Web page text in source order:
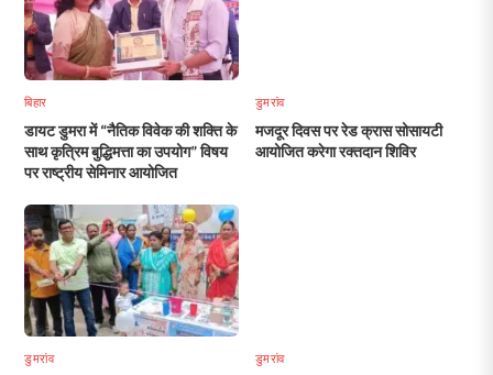
बिहार
डायट डुमरा में “नैतिक विवेक की शक्ति के
साथ कृत्रिम बुद्धिमत्ता का उपयोग” विषय
पर राष्ट्रीय सेमिनार आयोजित
डुमरांव
मजदूर दिवस पर रेड क्रास सोसायटी
आयोजित करेगा रक्तदान शिविर
डुमरांव डुमरांव